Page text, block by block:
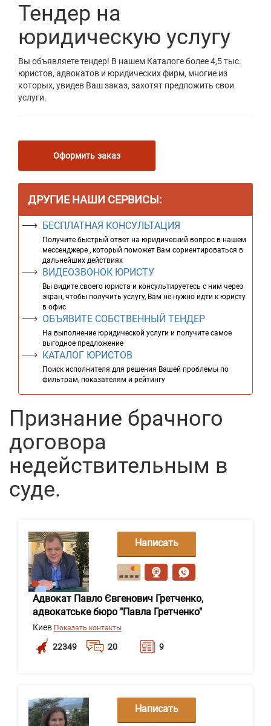
Тендер на
юридическую услугу
Вы объявляете тендер! В нашем Каталоге более 4,5 тыс.
юристов, адвокатов и юридических фирм, многие из
которых, увидев Ваш заказ, захотят предложить свои
услуги.
Оформить заказ
ДРУГИЕ НАШИ СЕРВИСЫ:
БЕСПЛАТНАЯ КОНСУЛЬТАЦИЯ
Получите быстрый ответ на юридический вопрос в нашем
мессенджере , который поможет Вам сориентироваться в
дальнейших действиях
ВИДЕОЗВОНОК ЮРИСТУ
Вы видите своего юриста и консультируетесь с ним через
экран, чтобы получить услугу, Вам не нужно идти к юристу
в офис
ОБЪЯВИТЕ СОБСТВЕННЫЙ ТЕНДЕР
На выполнение юридической услуги и получите самое
выгодное предложение
КАТАЛОГ ЮРИСТОВ
Поиск исполнителя для решения Вашей проблемы по
фильтрам, показателям и рейтингу
Признание брачного
договора
недействительным в
суде.
Адвокат Павло Євгенович Гретченко,
адвокатське бюро "Павла Гретченко"
Киев Показать контакты
22349 20 9
Написать
сообщение
Написать